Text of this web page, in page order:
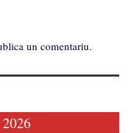
un comentariu.